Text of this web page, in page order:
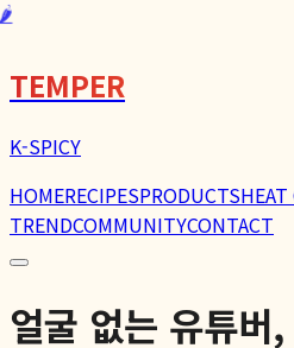
🌶️
TEMPER
K-SPICY
HOMERECIPESPRODUCTS
TRENDCOMMUNITYCONTACT
얼굴 없는 유튜버